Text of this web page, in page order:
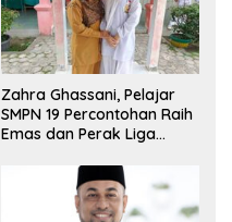
Zahra Ghassani, Pelajar
SMPN 19 Percontohan Raih
Emas dan Perak Liga